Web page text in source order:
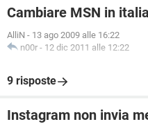
Cambiare MSN in
AlliN - 13 ago 2009 alle 16:22
n00r - 12 dic 2011 alle 12:22
9 risposte
Instagram non invia